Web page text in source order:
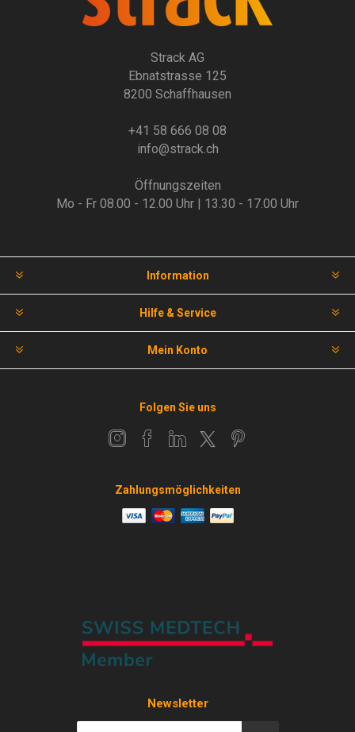
Strack AG
Ebnatstrasse 125
8200 Schaffhausen
+41 58 666 08 08
info@strack.ch
Öffnungszeiten
Mo - Fr 08.00 - 12.00 Uhr | 13.30 - 17.00 Uhr
Information
Hilfe & Service
Mein Konto
Folgen Sie uns
Zahlungsmöglichkeiten
Newsletter